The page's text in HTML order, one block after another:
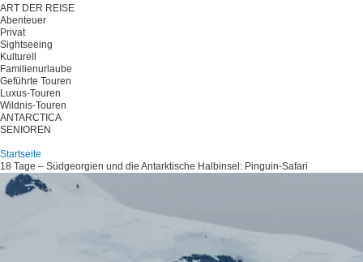
ART DER REISE
Abenteuer
Privat
Sightseeing
Kulturell
Familienurlaube
Geführte Touren
Luxus-Touren
Wildnis-Touren
ANTARCTICA
SENIOREN
Startseite
18 Tage – Südgeorgien und die Antarktische Halbinsel: Pinguin-Safari